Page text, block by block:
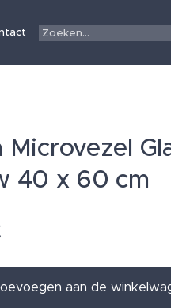
Microvezel
40 x 60 cm
aan de